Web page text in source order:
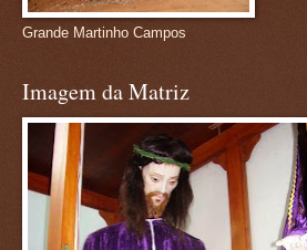
Grande Martinho Campos
Imagem da Matriz